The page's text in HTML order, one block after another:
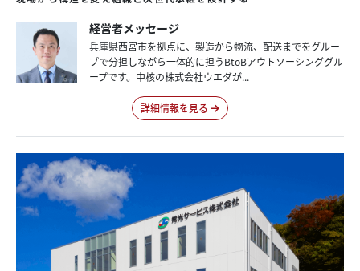
経営者メッセージ
兵庫県西宮市を拠点に、製造から物流、配送までをグルー
プで分担しながら一体的に担うBtoBアウトソーシンググル
ープです。中核の株式会社ウエダが...
詳細情報を見る